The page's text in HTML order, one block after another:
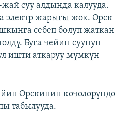
суу алдында калууда.
электр жарыгы жок. Орск
себеп болуп жаткан
Буга чейин суунун
ишти аткаруу мүмкүн
Орскинин көчөлөрүндө
табылууда.